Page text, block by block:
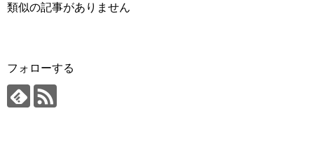
類似の記事がありません
フォローする